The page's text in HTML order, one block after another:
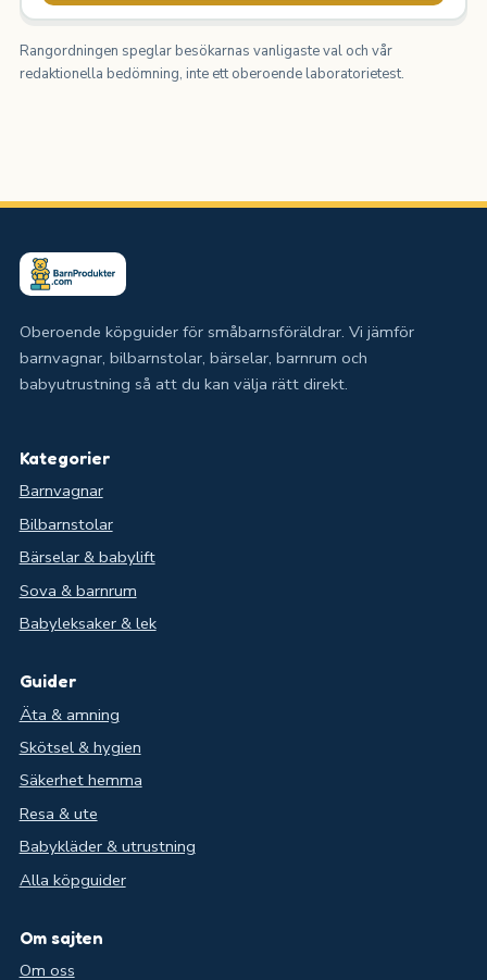
Rangordningen speglar besökarnas vanligaste val och vår
redaktionella bedömning, inte ett oberoende laboratorietest.
Oberoende köpguider för småbarnsföräldrar. Vi jämför
barnvagnar, bilbarnstolar, bärselar, barnrum och
babyutrustning så att du kan välja rätt direkt.
Kategorier
Barnvagnar
Bilbarnstolar
Bärselar & babylift
Sova & barnrum
Babyleksaker & lek
Guider
Äta & amning
Skötsel & hygien
Säkerhet hemma
Resa & ute
Babykläder & utrustning
Alla köpguider
Om sajten
Om oss